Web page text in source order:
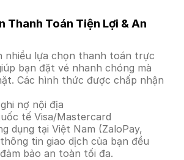
Thanh Toán Tiện Lợi & An
nhiều lựa chọn thanh toán trực
bạn đặt vé nhanh chóng mà
Các hình thức được chấp nhận
nợ nội địa
tế Visa/Mastercard
dụng tại Việt Nam (ZaloPay,
tin giao dịch của bạn đều
bảo an toàn tối đa.